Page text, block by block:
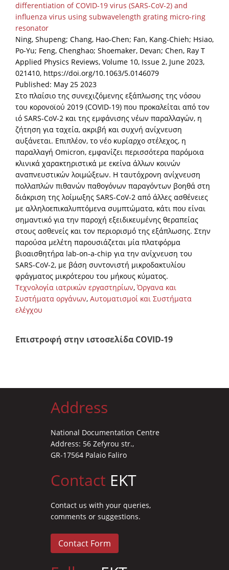
differentiation of COVID-19 virus (SARS-CoV-2) and
influenza virus using subwavelength grating micro-ring
resonator
Ning, Shupeng; Chang, Hao-Chen; Fan, Kang-Chieh; Hsiao,
Po-Yu; Feng, Chenghao; Shoemaker, Devan; Chen, Ray T
Applied Physics Reviews, Volume 10, Issue 2, June 2023,
021410, https://doi.org/10.1063/5.0146079
Published: May 25 2023
Στο πλαίσιο της συνεχιζόμενης εξάπλωσης της νόσου
του κορονοϊού 2019 (COVID-19) που προκαλείται από τον
ιό SARS-CoV-2 και της εμφάνισης νέων παραλλαγών, η
ζήτηση για ταχεία, ακριβή και συχνή ανίχνευση
αυξάνεται. Επιπλέον, το νέο κυρίαρχο στέλεχος, η
παραλλαγή Omicron, εμφανίζει περισσότερα παρόμοια
κλινικά χαρακτηριστικά με εκείνα άλλων κοινών
αναπνευστικών λοιμώξεων. Η ταυτόχρονη ανίχνευση
πολλαπλών πιθανών παθογόνων παραγόντων βοηθά στη
διάκριση της λοίμωξης SARS-CoV-2 από άλλες ασθένειες
με αλληλοεπικαλυπτόμενα συμπτώματα, κάτι που είναι
σημαντικό για την παροχή εξειδικευμένης θεραπείας
στους ασθενείς και τον περιορισμό της εξάπλωσης. Στην
παρούσα μελέτη παρουσιάζεται μία πλατφόρμα
βιοαισθητήρα lab-on-a-chip για την ανίχνευση του
SARS-CoV-2, με βάση συντονιστή μικροδακτυλίου
φράγματος μικρότερου του μήκους κύματος.
Τεχνολογία ιατρικών εργαστηρίων,Όργανα και
Συστήματα οργάνων, Αυτοματισμοί και Συστήματα
ελέγχου
Επιστροφή στην ιστοσελίδα COVID-19
Address
National Documentation Centre
Address: 56 Zefyrou str.,
GR-17564 Palaio Faliro
Contact EKT
Contact us with your queries,
comments or suggestions.
Contact Form